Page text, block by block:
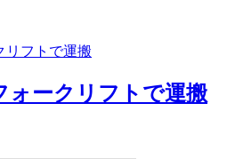
ォークリフトで運搬